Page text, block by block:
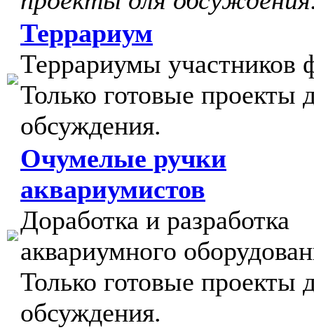
Террариум
Террариумы участников
Только готовые проекты
обсуждения.
Очумелые ручки
аквариумистов
Доработка и разработка
аквариумного
Только готовые проекты
обсуждения.